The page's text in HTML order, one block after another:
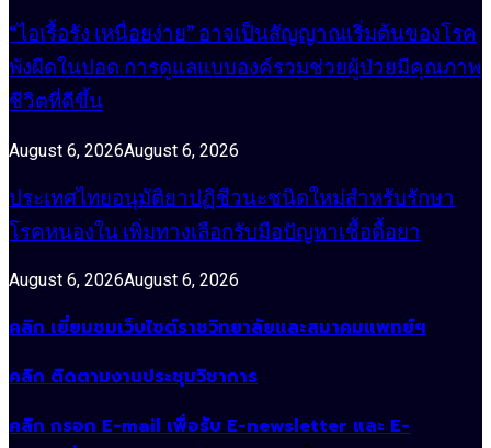
“ไอเรื้อรัง เหนื่อยง่าย” อาจเป็นสัญญาณเริ่มต้นของโรค
พังผืดในปอด การดูแลแบบองค์รวมช่วยผู้ป่วยมีคุณภาพ
ชีวิตที่ดีขึ้น
August 6, 2026August 6, 2026
ประเทศไทยอนุมัติยาปฏิชีวนะชนิดใหม่สำหรับรักษา
โรคหนองใน เพิ่มทางเลือกรับมือปัญหาเชื้อดื้อยา
August 6, 2026August 6, 2026
คลิก เยี่ยมชมเว็บไซต์ราชวิทยาลัยและสมาคมแพทย์ฯ
คลิก ติดตามงานประชุมวิชาการ
คลิก กรอก E-mail เพื่อรับ E-newsletter และ E-